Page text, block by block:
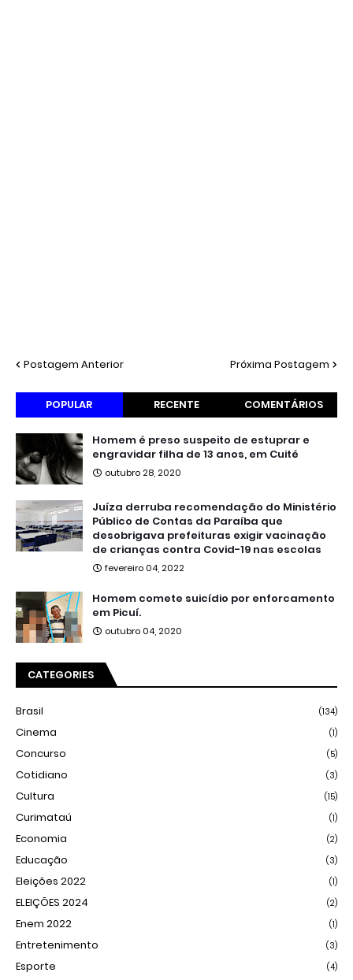
Postagem Anterior Próxima Postagem
POPULAR RECENTE COMENTÁRIOS
Homem é preso suspeito de estuprar e
engravidar filha de 13 anos, em Cuité
outubro 28, 2020
Juíza derruba recomendação do Ministério
Público de Contas da Paraíba que
desobrigava prefeituras exigir vacinação
de crianças contra Covid-19 nas escolas
fevereiro 04, 2022
Homem comete suicídio por enforcamento
em Picuí.
outubro 04, 2020
CATEGORIES
Brasil (134)
Cinema (1)
Concurso (5)
Cotidiano (3)
Cultura (15)
Curimataú (1)
Economia (2)
Educação (3)
Eleições 2022 (1)
ELEIÇÕES 2024 (2)
Enem 2022 (1)
Entretenimento (3)
Esporte (4)